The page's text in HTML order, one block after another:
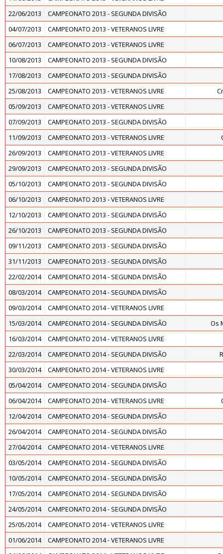
22/06/2013
CAMPEONATO 2013 - SEGUNDA DIVISÃO
04/07/2013
CAMPEONATO 2013 - VETERANOS LIVRE
06/07/2013
CAMPEONATO 2013 - VETERANOS LIVRE
10/08/2013
CAMPEONATO 2013 - SEGUNDA DIVISÃO
17/08/2013
CAMPEONATO 2013 - SEGUNDA DIVISÃO
25/08/2013
CAMPEONATO 2013 - VETERANOS LIVRE
05/09/2013
CAMPEONATO 2013 - VETERANOS LIVRE
07/09/2013
CAMPEONATO 2013 - SEGUNDA DIVISÃO
11/09/2013
CAMPEONATO 2013 - VETERANOS LIVRE
26/09/2013
CAMPEONATO 2013 - VETERANOS LIVRE
29/09/2013
CAMPEONATO 2013 - SEGUNDA DIVISÃO
05/10/2013
CAMPEONATO 2013 - SEGUNDA DIVISÃO
06/10/2013
CAMPEONATO 2013 - VETERANOS LIVRE
12/10/2013
CAMPEONATO 2013 - SEGUNDA DIVISÃO
26/10/2013
CAMPEONATO 2013 - SEGUNDA DIVISÃO
09/11/2013
CAMPEONATO 2013 - SEGUNDA DIVISÃO
31/11/2013
CAMPEONATO 2013 - SEGUNDA DIVISÃO
22/02/2014
CAMPEONATO 2014 - SEGUNDA DIVISÃO
08/03/2014
CAMPEONATO 2014 - SEGUNDA DIVISÃO
09/03/2014
CAMPEONATO 2014 - VETERANOS LIVRE
15/03/2014
CAMPEONATO 2014 - SEGUNDA DIVISÃO
Os
16/03/2014
CAMPEONATO 2014 - VETERANOS LIVRE
22/03/2014
CAMPEONATO 2014 - SEGUNDA DIVISÃO
30/03/2014
CAMPEONATO 2014 - VETERANOS LIVRE
05/04/2014
CAMPEONATO 2014 - SEGUNDA DIVISÃO
06/04/2014
CAMPEONATO 2014 - VETERANOS LIVRE
12/04/2014
CAMPEONATO 2014 - SEGUNDA DIVISÃO
26/04/2014
CAMPEONATO 2014 - SEGUNDA DIVISÃO
27/04/2014
CAMPEONATO 2014 - VETERANOS LIVRE
03/05/2014
CAMPEONATO 2014 - SEGUNDA DIVISÃO
10/05/2014
CAMPEONATO 2014 - SEGUNDA DIVISÃO
17/05/2014
CAMPEONATO 2014 - SEGUNDA DIVISÃO
24/05/2014
CAMPEONATO 2014 - SEGUNDA DIVISÃO
25/05/2014
CAMPEONATO 2014 - VETERANOS LIVRE
01/06/2014
CAMPEONATO 2014 - VETERANOS LIVRE